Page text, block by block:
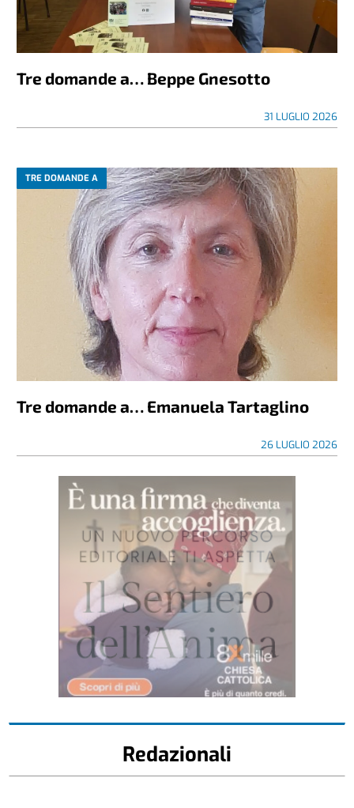
Tre domande a… Beppe Gnesotto
31 LUGLIO 2026
TRE DOMANDE A
Tre domande a… Emanuela Tartaglino
26 LUGLIO 2026
Redazionali